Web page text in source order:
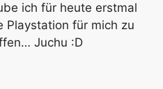
ich für heute erstmal
Playstation für mich zu
Juchu :D